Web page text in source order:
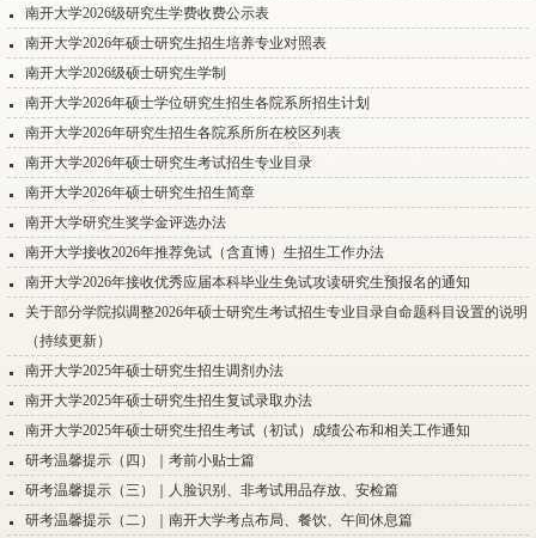
南开大学2026级研究生学费收费公示表
南开大学2026年硕士研究生招生培养专业对照表
南开大学2026级硕士研究生学制
南开大学2026年硕士学位研究生招生各院系所招生计划
南开大学2026年研究生招生各院系所所在校区列表
南开大学2026年硕士研究生考试招生专业目录
南开大学2026年硕士研究生招生简章
南开大学研究生奖学金评选办法
南开大学接收2026年推荐免试（含直博）生招生工作办法
南开大学2026年接收优秀应届本科毕业生免试攻读研究生预报名的通知
关于部分学院拟调整2026年硕士研究生考试招生专业目录自命题科目设置的说明
（持续更新）
南开大学2025年硕士研究生招生调剂办法
南开大学2025年硕士研究生招生复试录取办法
南开大学2025年硕士研究生招生考试（初试）成绩公布和相关工作通知
研考温馨提示（四）｜考前小贴士篇
研考温馨提示（三）｜人脸识别、非考试用品存放、安检篇
研考温馨提示（二）｜南开大学考点布局、餐饮、午间休息篇